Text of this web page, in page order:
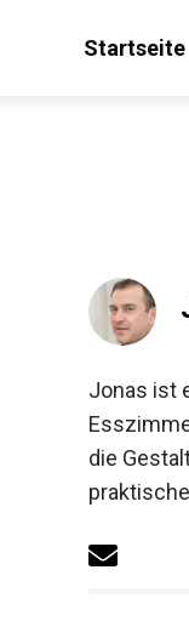
Startseite
Jonas ist
die